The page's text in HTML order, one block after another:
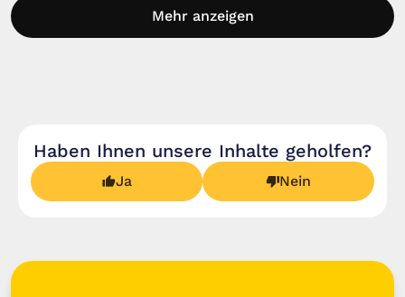
Mehr anzeigen
Haben Ihnen unsere Inhalte geholfen?
Ja Nein